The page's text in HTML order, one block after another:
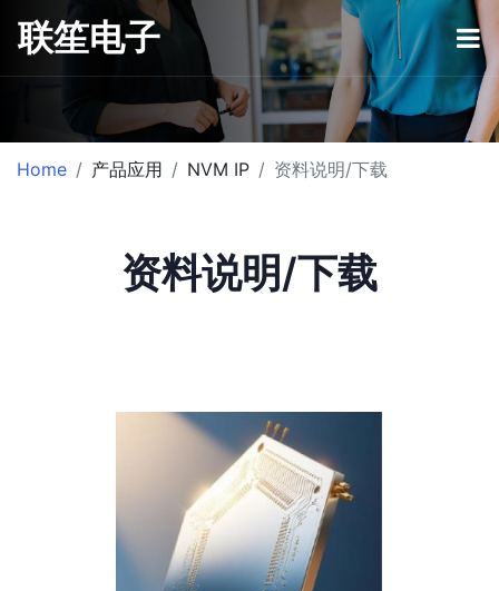
联笙电子
Home 产品应用 NVM IP 资料说明/下载
资料说明/下载